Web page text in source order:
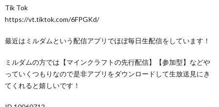
Tik Tok
https://vt.tiktok.com/6FPGKd/
最近はミルダムという配信アプリでほぼ毎日生配信をしています！
ミルダムの方では【マインクラフトの先行配信】【参加型】などや
っていくつもりなので是非アプリをダウンロードして生放送見にき
てくれると嬉しいです！